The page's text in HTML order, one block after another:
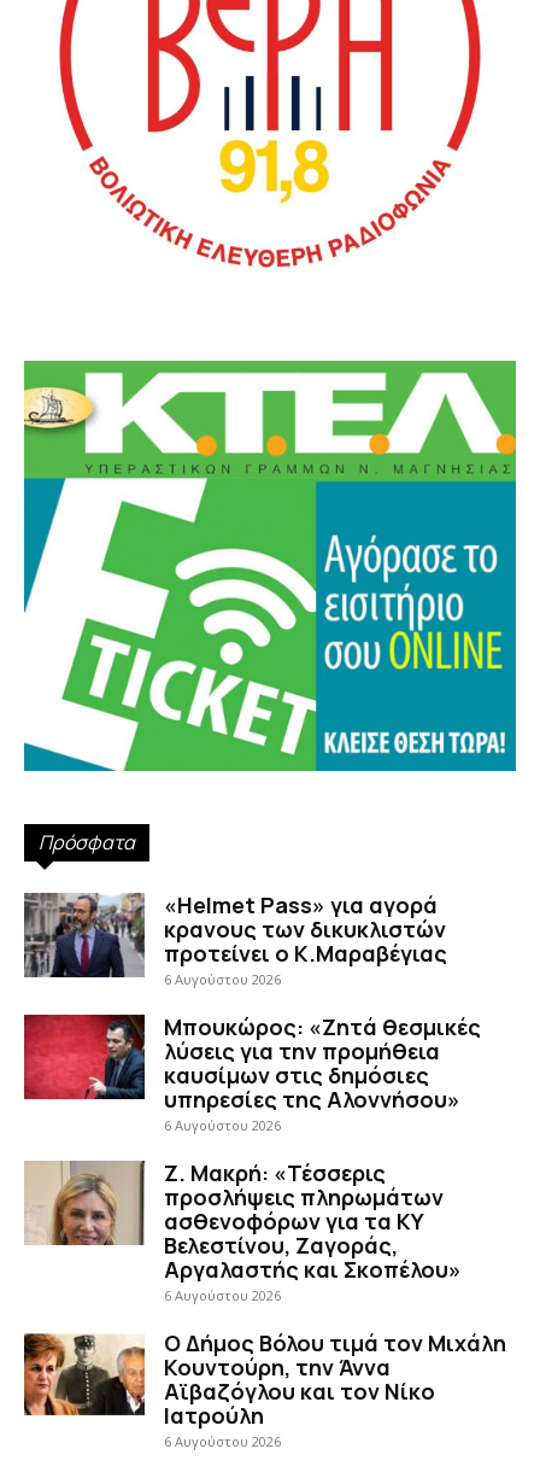
Πρόσφατα
«Helmet Pass» για αγορά
κρανους των δικυκλιστών
προτείνει ο Κ.Μαραβέγιας
6 Αυγούστου 2026
Μπουκώρος: «Ζητά θεσμικές
λύσεις για την προμήθεια
καυσίμων στις δημόσιες
υπηρεσίες της Αλοννήσου»
6 Αυγούστου 2026
Ζ. Μακρή: «Τέσσερις
προσλήψεις πληρωμάτων
ασθενοφόρων για τα ΚΥ
Βελεστίνου, Ζαγοράς,
Αργαλαστής και Σκοπέλου»
6 Αυγούστου 2026
Ο Δήμος Βόλου τιμά τον Μιχάλη
Κουντούρη, την Άννα
Αϊβαζόγλου και τον Νίκο
Ιατρούλη
6 Αυγούστου 2026